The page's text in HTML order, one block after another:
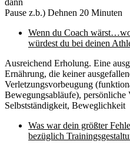
dann
Pause z.b.) Dehnen 20 Minuten
Wenn du Coach
würdest du bei deinen
Ausreichend Erholung. Eine
Ernährung, die keiner
Verletzungsvorbeugung
Bewegungsabläufe),
Selbstständigkeit, Beweglichkeit
Was war dein größter
bezüglich